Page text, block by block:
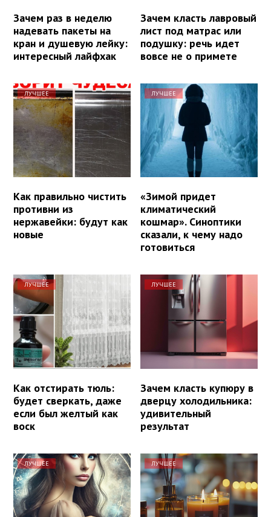
Зачем раз в неделю
надевать пакеты на
кран и душевую лейку:
интересный лайфхак
Зачем класть лавровый
лист под матрас или
подушку: речь идет
вовсе не о примете
ЛУЧШЕЕ
Как правильно чистить
противни из
нержавейки: будут как
новые
ЛУЧШЕЕ
«Зимой придет
климатический
кошмар». Синоптики
сказали, к чему надо
готовиться
ЛУЧШЕЕ
Как отстирать тюль:
будет сверкать, даже
если был желтый как
воск
ЛУЧШЕЕ
Зачем класть купюру в
дверцу холодильника:
удивительный
результат
ЛУЧШЕЕ ЛУЧШЕЕ